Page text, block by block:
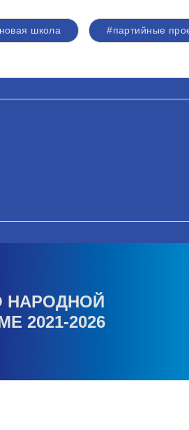
школа #партийные
НАРОДНОЙ
2021-2026